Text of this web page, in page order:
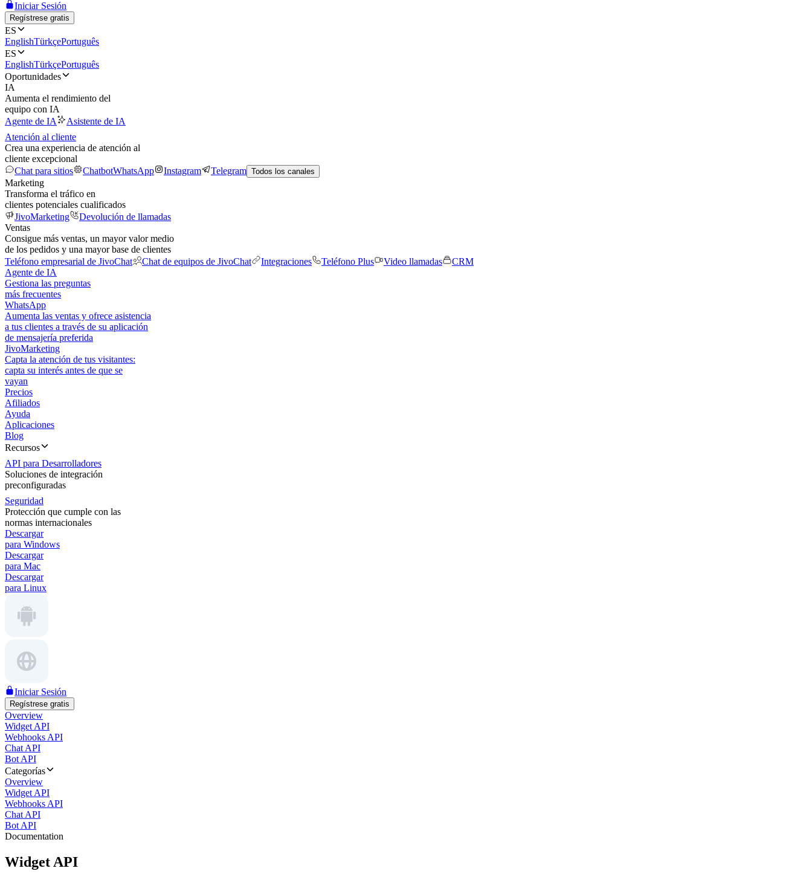
Iniciar Sesión
Regístrese gratis
ES
EnglishTürkçePortuguês
ES
EnglishTürkçePortuguês
Oportunidades
IA
Aumenta el rendimiento del
equipo con IA
Agente de IA
Asistente de IA
Atención al cliente
Crea una experiencia de atención al
cliente excepcional
Chat para sitios
ChatbotWhatsApp Instagram Telegram Todos los canales
Marketing
Transforma el tráfico en
clientes potenciales cualificados
JivoMarketing
Devolución de llamadas
Ventas
Consigue más ventas, un mayor valor medio
de los pedidos y una mayor base de clientes
Teléfono empresarial de JivoChat
Chat de equipos de JivoChat Integraciones Teléfono Plus Video llamadas
CRM
Agente de IA
Gestiona las preguntas
más frecuentes
WhatsApp
Aumenta las ventas y ofrece asistencia
a tus clientes a través de su aplicación
de mensajería preferida
JivoMarketing
Capta la atención de tus visitantes:
capta su interés antes de que se
vayan
Precios
Afiliados
Ayuda
Aplicaciones
Blog
Recursos
API para Desarrolladores
Soluciones de integración
preconfiguradas
Seguridad
Protección que cumple con las
normas internacionales
Descargar
para Windows
Descargar
para Mac
Descargar
para Linux
Iniciar Sesión
Regístrese gratis
Overview
Widget API
Webhooks API
Chat API
Bot API
Categorías
Overview
Widget API
Webhooks API
Chat API
Bot API
Documentation
Widget API